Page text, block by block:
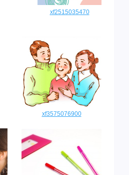
xf2515035470
xf3575076900